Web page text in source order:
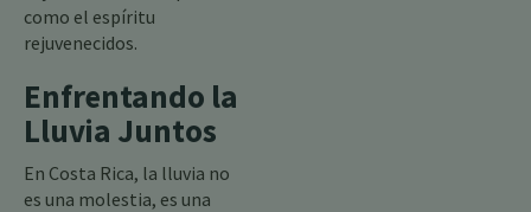
como el espíritu
rejuvenecidos.
Enfrentando la
Lluvia Juntos
En Costa Rica, la lluvia no
es una molestia, es una